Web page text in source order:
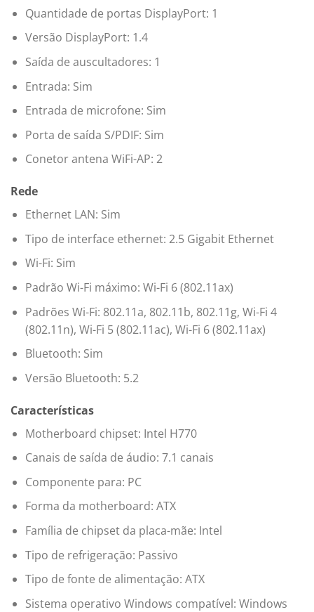
Quantidade de portas DisplayPort: 1
Versão DisplayPort: 1.4
Saída de auscultadores: 1
Entrada: Sim
Entrada de microfone: Sim
Porta de saída S/PDIF: Sim
Conetor antena WiFi-AP: 2
Rede
Ethernet LAN: Sim
Tipo de interface ethernet: 2.5 Gigabit Ethernet
Wi-Fi: Sim
Padrão Wi-Fi máximo: Wi-Fi 6 (802.11ax)
Padrões Wi-Fi: 802.11a, 802.11b, 802.11g, Wi-Fi 4
(802.11n), Wi-Fi 5 (802.11ac), Wi-Fi 6 (802.11ax)
Bluetooth: Sim
Versão Bluetooth: 5.2
Características
Motherboard chipset: Intel H770
Canais de saída de áudio: 7.1 canais
Componente para: PC
Forma da motherboard: ATX
Família de chipset da placa-mãe: Intel
Tipo de refrigeração: Passivo
Tipo de fonte de alimentação: ATX
Sistema operativo Windows compatível: Windows